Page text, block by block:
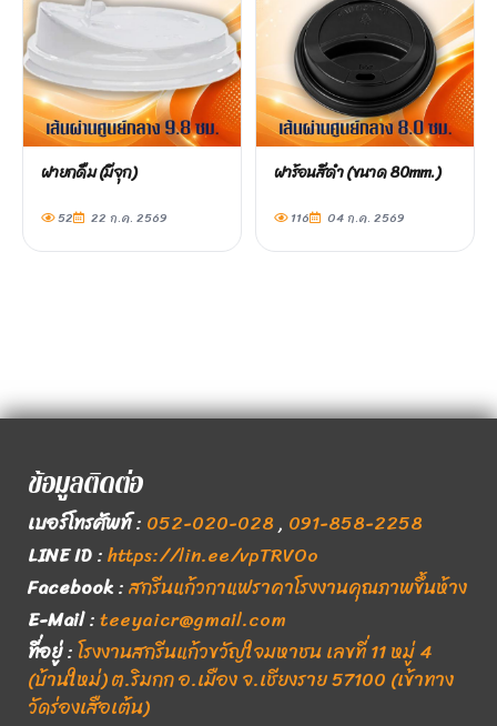
ฝายกดื่ม (มีจุก)
52 22 ก.ค. 2569
ฝาร้อนสีดำ (ขนาด 80mm.)
116 04 ก.ค. 2569
ข้อมูลติดต่อ
เบอร์โทรศัพท์: 052-020-028, 091-858-2258
LINE ID:https://lin.ee/vpTRVOo
Facebook:สกรีนแก้วกาแฟราคาโรงงานคุณภาพขึ้นห้าง
E-Mail:teeyaicr@gmail.com
ที่อยู่:โรงงานสกรีนแก้วขวัญใจมหาชน เลขที่ 11 หมู่ 4
(บ้านใหม่) ต.ริมกก อ.เมือง จ.เชียงราย 57100 (เข้าทาง
วัดร่องเสือเต้น)